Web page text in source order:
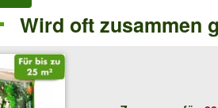
Wird oft zusammen